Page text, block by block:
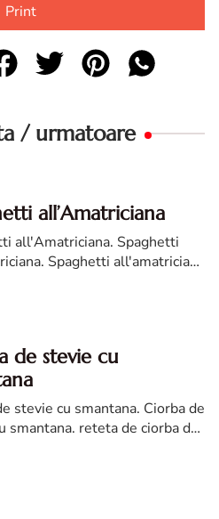
Print
/ urmatoare
all’Amatriciana
all'Amatriciana. Spaghetti
Spaghetti all'amatriciana
de stevie cu
stevie cu smantana. Ciorba de
smantana. reteta de ciorba de